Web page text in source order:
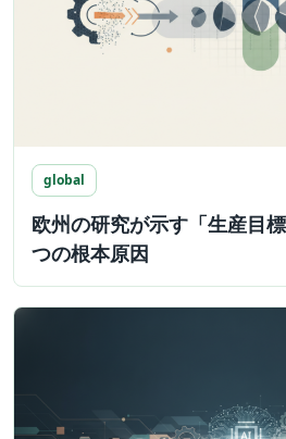
global
欧州の研究が示す「生産目
つの根本原因